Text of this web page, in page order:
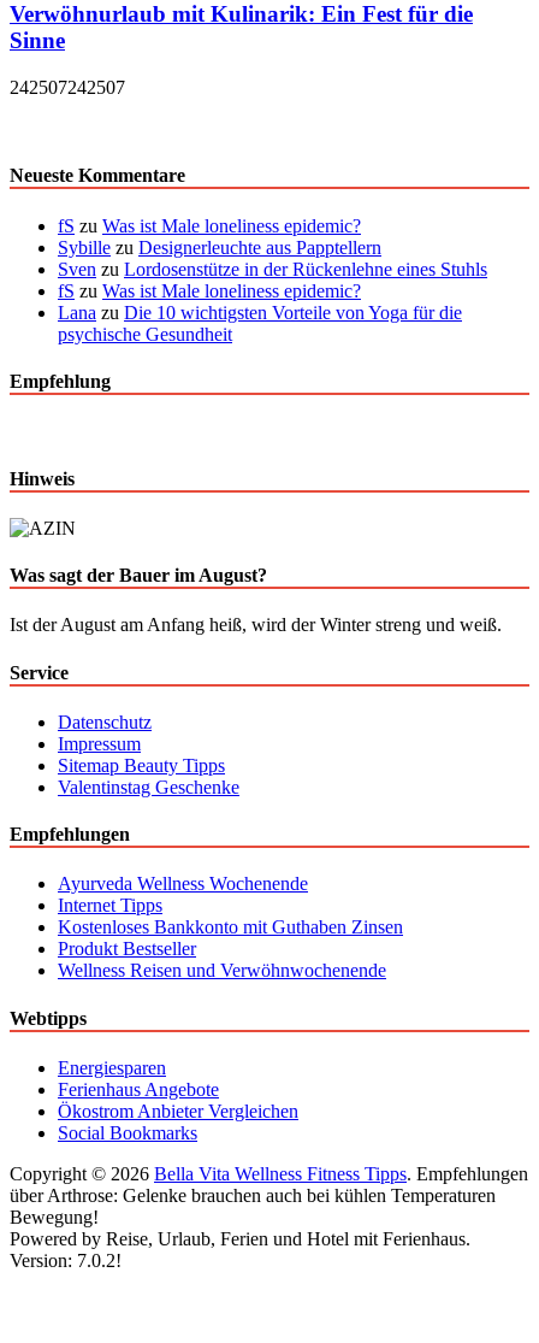
Verwöhnurlaub mit Kulinarik: Ein Fest für die
Sinne
242507242507
Neueste Kommentare
fS zu Was ist Male loneliness epidemic?
Sybille zu Designerleuchte aus Papptellern
Sven zu Lordosenstütze in der Rückenlehne eines Stuhls
fS zu Was ist Male loneliness epidemic?
Lana zu Die 10 wichtigsten Vorteile von Yoga für die
psychische Gesundheit
Empfehlung
Hinweis
Was sagt der Bauer im August?
Ist der August am Anfang heiß, wird der Winter streng und weiß.
Service
Datenschutz
Impressum
Sitemap Beauty Tipps
Valentinstag Geschenke
Empfehlungen
Ayurveda Wellness Wochenende
Internet Tipps
Kostenloses Bankkonto mit Guthaben Zinsen
Produkt Bestseller
Wellness Reisen und Verwöhnwochenende
Webtipps
Energiesparen
Ferienhaus Angebote
Ökostrom Anbieter Vergleichen
Social Bookmarks
Copyright © 2026 Bella Vita Wellness Fitness Tipps. Empfehlungen
über Arthrose: Gelenke brauchen auch bei kühlen Temperaturen
Bewegung!
Powered by Reise, Urlaub, Ferien und Hotel mit Ferienhaus.
Version: 7.0.2!